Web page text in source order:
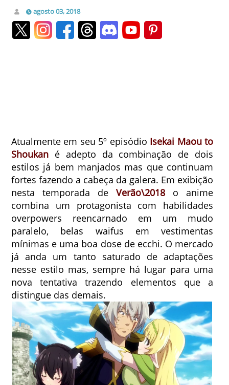
agosto 03, 2018
Atualmente em seu 5º episódio Isekai Maou to
Shoukan é adepto da combinação de dois
estilos já bem manjados mas que continuam
fortes fazendo a cabeça da galera. Em exibição
nesta temporada deVerão\2018 o anime
combina um protagonista com habilidades
overpowers reencarnado em um mudo
paralelo, belas waifus em vestimentas
mínimas e uma boa dose de ecchi. O mercado
já anda um tanto saturado de adaptações
nesse estilo mas, sempre há lugar para uma
nova tentativa trazendo elementos que a
distingue das demais.